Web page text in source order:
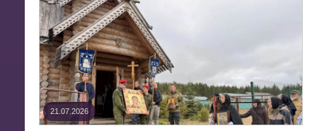
21.07.2026